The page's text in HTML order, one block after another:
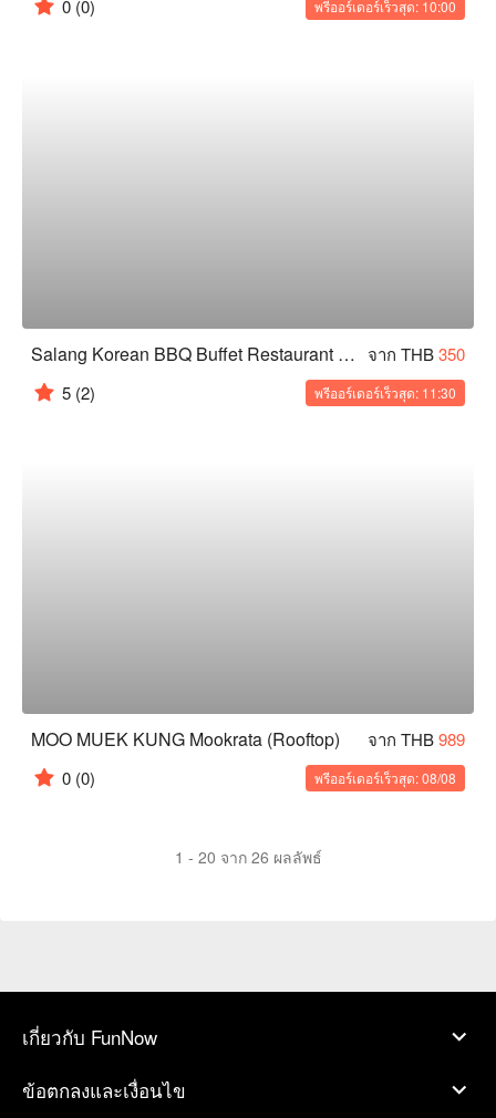
0 (0) พรีออร์เดอร์เร็วสุด: 10:00
Salang Korean BBQ Buffet Restaurant (Phaya Thai) จาก THB350
5 (2) พรีออร์เดอร์เร็วสุด: 11:30
MOO MUEK KUNG Mookrata (Rooftop) จาก THB989
0 (0) พรีออร์เดอร์เร็วสุด: 08/08
1 - 20 จาก 26 ผลลัพธ์
เกี่ยวกับ FunNow
ข้อตกลงและเงื่อนไข